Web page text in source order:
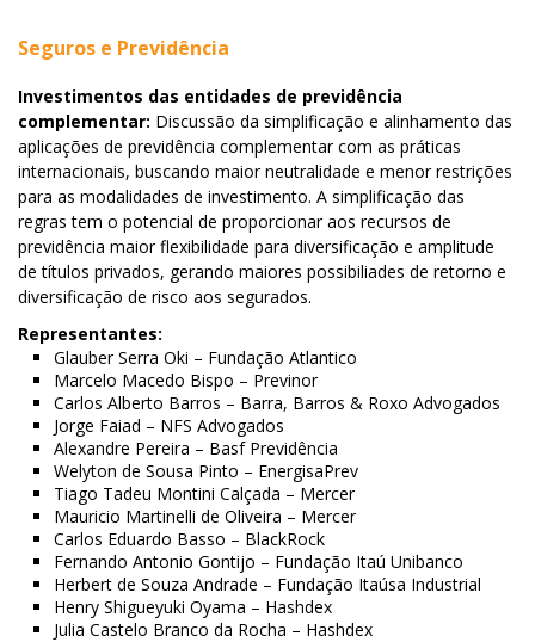
Seguros e Previdência
Investimentos das entidades de previdência
complementar: Discussão da simplificação e alinhamento das
aplicações de previdência complementar com as práticas
internacionais, buscando maior neutralidade e menor restrições
para as modalidades de investimento. A simplificação das
regras tem o potencial de proporcionar aos recursos de
previdência maior flexibilidade para diversificação e amplitude
de títulos privados, gerando maiores possibiliades de retorno e
diversificação de risco aos segurados.
Representantes:
Glauber Serra Oki – Fundação Atlantico
Marcelo Macedo Bispo – Previnor
Carlos Alberto Barros – Barra, Barros & Roxo Advogados
Jorge Faiad – NFS Advogados
Alexandre Pereira – Basf Previdência
Welyton de Sousa Pinto – EnergisaPrev
Tiago Tadeu Montini Calçada – Mercer
Mauricio Martinelli de Oliveira – Mercer
Carlos Eduardo Basso – BlackRock
Fernando Antonio Gontijo – Fundação Itaú Unibanco
Herbert de Souza Andrade – Fundação Itaúsa Industrial
Henry Shigueyuki Oyama – Hashdex
Julia Castelo Branco da Rocha – Hashdex